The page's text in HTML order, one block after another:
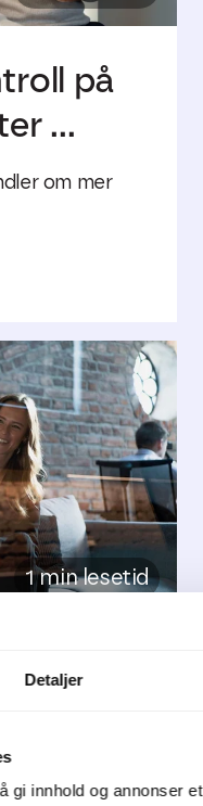
Detaljer
gi innhold og annonser
på
...
om mer
1 min lesetid